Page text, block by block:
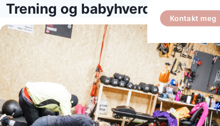
Kontakt meg
Trening og babyhverdag i uke 7